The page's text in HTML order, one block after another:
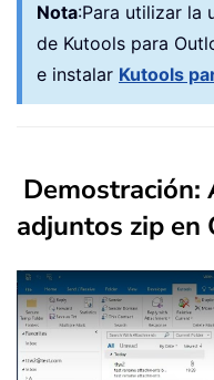
Nota:Para utilizar la
de Kutools para
e instalar Kutools
Demostración:
adjuntos zip en